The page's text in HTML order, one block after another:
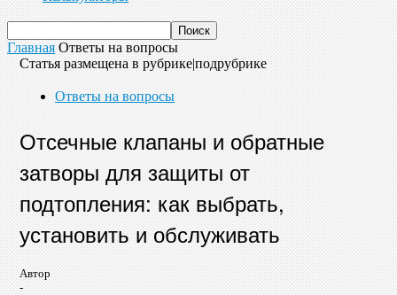
Главная Ответы на вопросы
Статья размещена в рубрике|подрубрике
Ответы на вопросы
Отсечные клапаны и обратные
затворы для защиты от
подтопления: как выбрать,
установить и обслуживать
Автор
-